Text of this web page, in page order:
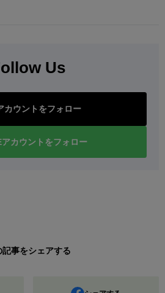
Us
カウントをフォロー
アカウントをフォロー
記事をシェアする